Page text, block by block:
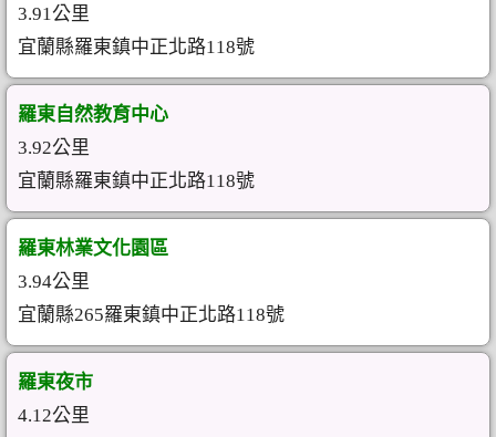
3.91公里
宜蘭縣羅東鎮中正北路118號
羅東自然教育中心
3.92公里
宜蘭縣羅東鎮中正北路118號
羅東林業文化園區
3.94公里
宜蘭縣265羅東鎮中正北路118號
羅東夜市
4.12公里